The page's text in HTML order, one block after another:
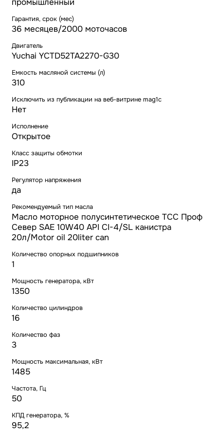
промышленный
Гарантия, срок (мес)
36 месяцев/2000 моточасов
Двигатель
Yuchai YCTD52TA2270-G30
Емкость масляной системы (л)
310
Исключить из публикации на веб-витрине mag1c
Нет
Исполнение
Открытое
Класс защиты обмотки
IP23
Регулятор напряжения
да
Рекомендуемый тип масла
Масло моторное полусинтетическое ТСС Проф
Север SAE 10W40 API CI-4/SL канистра
20л/Motor oil 20liter can
Количество опорных подшипников
1
Мощность генератора, кВт
1350
Количество цилиндров
16
Количество фаз
3
Мощность максимальная, кВт
1485
Частота, Гц
50
КПД генератора, %
95,2